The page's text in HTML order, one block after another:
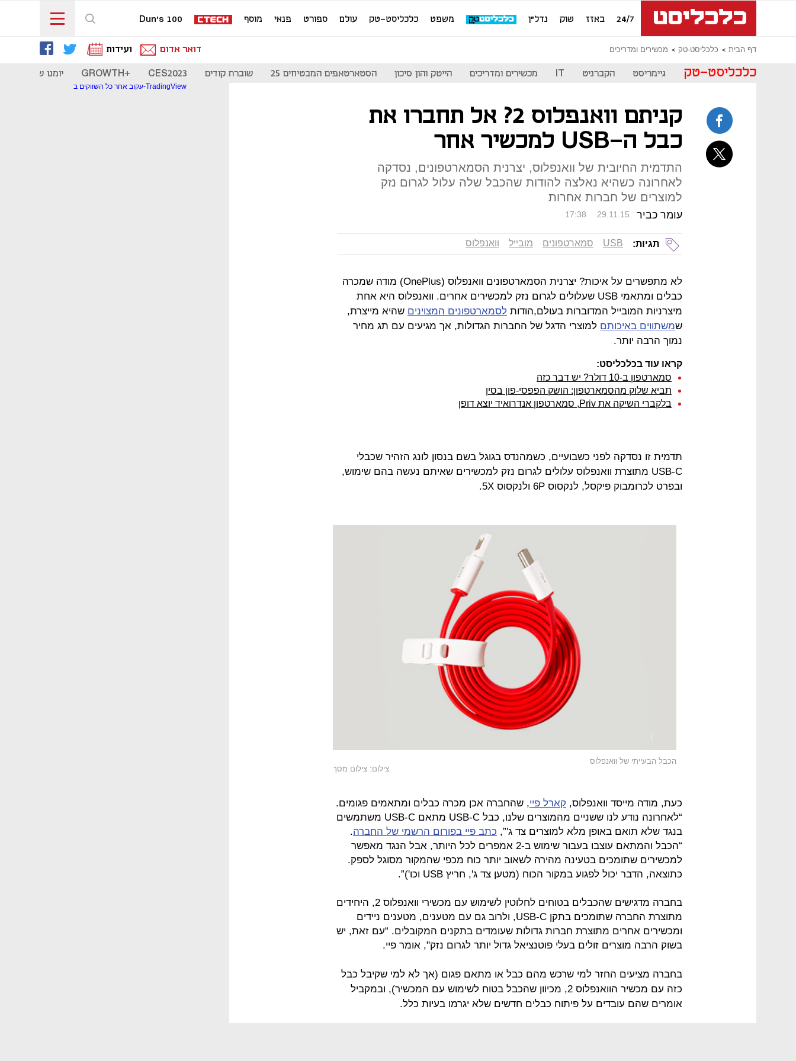
24/7 באזז שוק נדל"ן משפט כלכליסט-טק עולם ספורט פנאי מוסף Dun's 100
דף הבית כלכליסט-טק מכשירים ומדריכים דואר אדום ועידות
כלכליסט-טק גיימריסט הקברניט IT מכשירים ומדריכים הייטק והון סיכון הסטארטאפים המבטיחים 25 שוברת קודים CES2023
+GROWTH יומנו של
קניתם וואנפלוס 2? אל תחברו את
כבל ה-USB למכשיר אחר
התדמית החיובית של וואנפלוס, יצרנית הסמארטפונים, נסדקה
לאחרונה כשהיא נאלצה להודות שהכבל שלה עלול לגרום נזק
למוצרים של חברות אחרות
עומר כביר 17:38 29.11.15
תגיות: USB סמארטפונים מובייל וואנפלוס
לא מתפשרים על איכות? יצרנית הסמארטפונים וואנפלוס (OnePlus) מודה שמכרה
כבלים ומתאמי USB שעלולים לגרום נזק למכשירים אחרים. וואנפלוס היא אחת
מיצרניות המובייל המדוברות בעולם,הודות לסמארטפונים המצוינים שהיא מייצרת,
שמשתווים באיכותם למוצרי הדגל של החברות הגדולות, אך מגיעים עם תג מחיר
נמוך הרבה יותר.
קראו עוד בכלכליסט:
סמארטפון ב-10 דולר? יש דבר כזה
תביא שלוק מהסמארטפון: הושק הפפסי-פון בסין
בלקברי השיקה את Priv, סמארטפון אנדרואיד יוצא דופן
תדמית זו נסדקה לפני כשבועיים, כשמהנדס בגוגל בשם בנסון לונג הזהיר שכבלי
USB-C מתוצרת וואנפלוס עלולים לגרום נזק למכשירים שאיתם נעשה בהם שימוש,
ובפרט לכרומבוק פיקסל, לנקסוס 6P ולנקסוס 5X.
הכבל הבעייתי של וואנפלוס
צילום: צילום מסך
כעת, מודה מייסד וואנפלוס, קארל פיי, שהחברה אכן מכרה כבלים ומתאמים פגומים.
“לאחרונה נודע לנו ששניים מהמוצרים שלנו, כבל USB-C מתאם USB-C משתמשים
בנגד שלא תואם באופן מלא למוצרים צד ג'”, כתב פיי בפורום הרשמי של החברה.
“הכבל והמתאם עוצבו בעבור שימוש ב-2 אמפרים לכל היותר, אבל הנגד מאפשר
למכשירים שתומכים בטעינה מהירה לשאוב יותר כוח מכפי שהמקור מסוגל לספק.
כתוצאה, הדבר יכול לפגוע במקור הכוח (מטען צד ג', חריץ USB וכו')”.
בחברה מדגישים שהכבלים בטוחים לחלוטין לשימוש עם מכשירי וואנפלוס 2, היחידים
מתוצרת החברה שתומכים בתקן USB-C, ולרוב גם עם מטענים, מטענים ניידים
ומכשירים אחרים מתוצרת חברות גדולות שעומדים בתקנים המקובלים. “עם זאת, יש
בשוק הרבה מוצרים זולים בעלי פוטנציאל גדול יותר לגרום נזק", אומר פיי.
בחברה מציעים החזר למי שרכש מהם כבל או מתאם פגום (אך לא למי שקיבל כבל
כזה עם מכשיר הוואנפלוס 2, מכיוון שהכבל בטוח לשימוש עם המכשיר), ובמקביל
אומרים שהם עובדים על פיתוח כבלים חדשים שלא יגרמו בעיות כלל.
עקוב אחר כל השווקים ב-TradingView